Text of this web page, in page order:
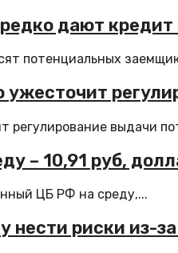
дают кредит
потенциальных
ужесточит
выдачи
– 10,91 руб,
ЦБ РФ на среду,...
нести риски из-